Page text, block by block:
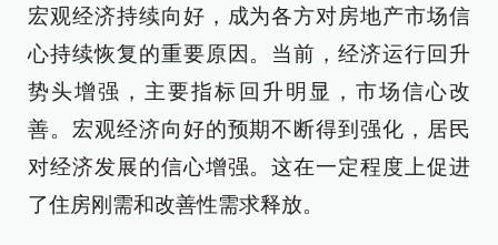
宏观经济持续向好，成为各方对房地产市场信
心持续恢复的重要原因。当前，经济运行回升
势头增强，主要指标回升明显，市场信心改
善。宏观经济向好的预期不断得到强化，居民
对经济发展的信心增强。这在一定程度上促进
了住房刚需和改善性需求释放。